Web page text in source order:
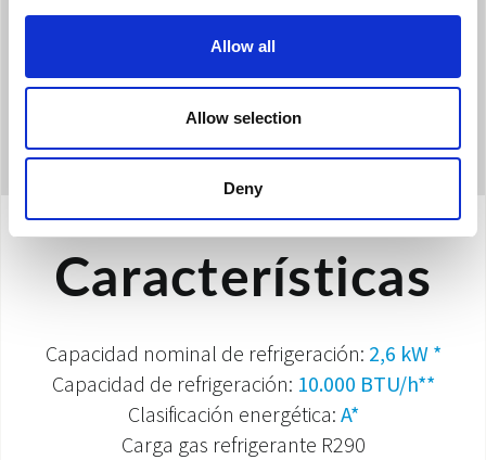
Allow all
Allow selection
Deny
Características
Capacidad nominal de refrigeración: 2,6 kW *
Capacidad de refrigeración: 10.000 BTU/h**
Clasificación energética: A*
Carga gas refrigerante R290